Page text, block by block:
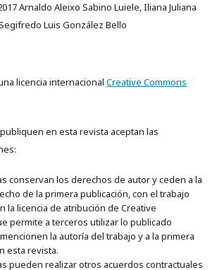
Arnaldo Aleixo Sabino Luiele, Iliana Juliana
Luis González Bello
licencia internacional Creative Commons
en esta revista aceptan las
conservan los derechos de autor y ceden a la
de la primera publicación, con el trabajo
la licencia de atribución de Creative
permite a terceros utilizar lo publicado
la autoría del trabajo y a la primera
esta revista.
pueden realizar otros acuerdos contractuales